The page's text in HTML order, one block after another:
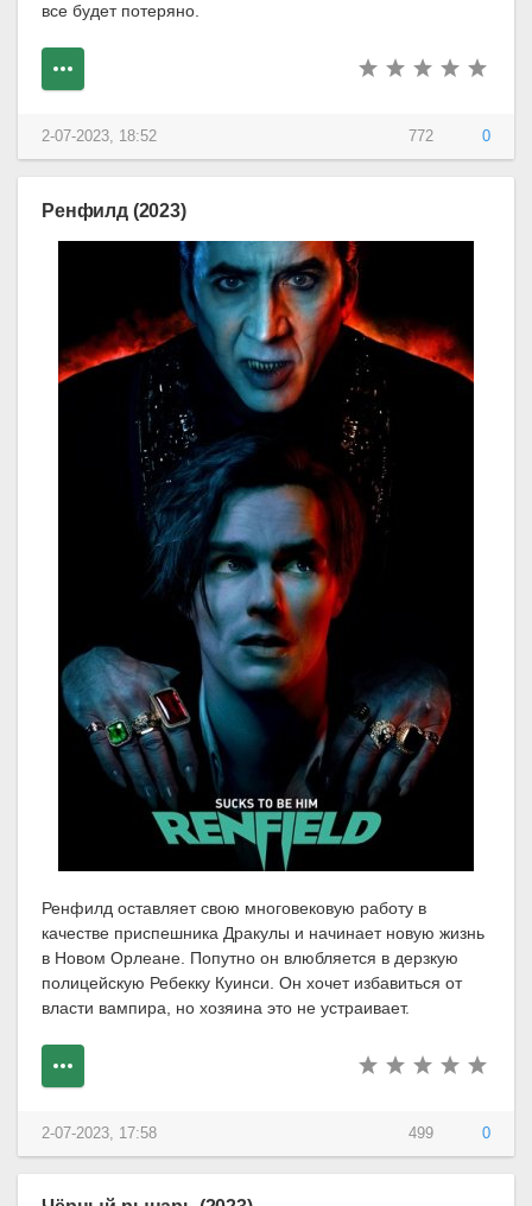
все будет потеряно.
772 0
2-07-2023, 18:52
Ренфилд (2023)
Ренфилд оставляет свою многовековую работу в
качестве приспешника Дракулы и начинает новую жизнь
в Новом Орлеане. Попутно он влюбляется в дерзкую
полицейскую Ребекку Куинси. Он хочет избавиться от
власти вампира, но хозяина это не устраивает.
499 0
2-07-2023, 17:58